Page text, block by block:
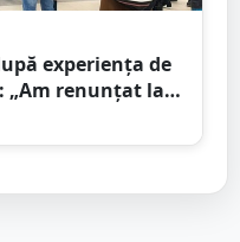
experiența de
„Am renunțat la
care am fost